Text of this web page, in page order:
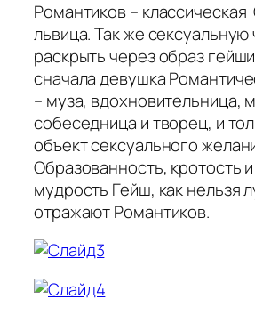
Романтиков – классическая
львица. Так же
раскрыть через образ
сначала девушка
– муза, вдохновительница,
собеседница и творец, и
объект сексуального
Образованность, кротость
мудрость Гейш, как нельзя
отражают Романтиков.